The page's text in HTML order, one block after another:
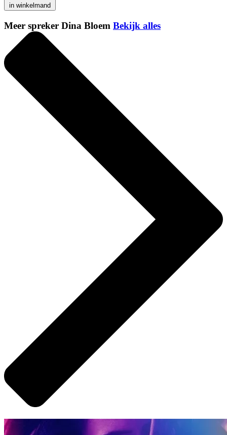
in winkelmand
Meer spreker Dina Bloem Bekijk alles